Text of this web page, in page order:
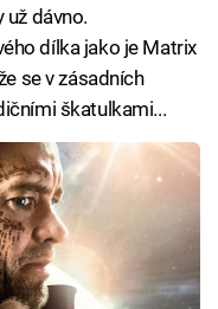
dávno.
dílka jako je Matrix
se v zásadních
škatulkami...